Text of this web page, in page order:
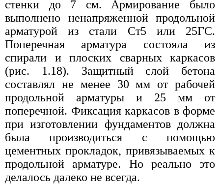
стенки до 7 см. Армирование было
выполнено ненапряженной продольной
арматурой из стали Ст5 или 25ГС.
Поперечная арматура состояла из
спирали и плоских сварных каркасов
(рис. 1.18). Защитный слой бетона
составлял не менее 30 мм от рабочей
продольной арматуры и 25 мм от
поперечной. Фиксация каркасов в форме
при изготовлении фундаментов должна
была производиться с помощью
цементных прокладок, привязываемых к
продольной арматуре. Но реально это
делалось далеко не всегда.